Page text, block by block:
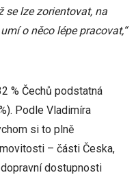
se lze zorientovat, na
o něco lépe pracovat,“
% Čechů podstatná
Podle Vladimíra
si to plně
– části Česka,
dostupnosti